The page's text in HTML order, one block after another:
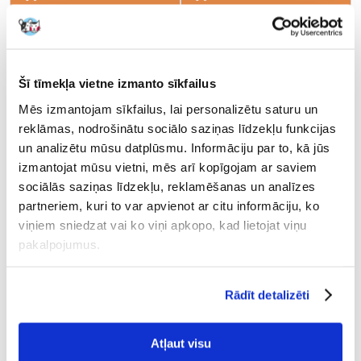
Šī tīmekļa vietne izmanto sīkfailus
Mēs izmantojam sīkfailus, lai personalizētu saturu un
reklāmas, nodrošinātu sociālo saziņas līdzekļu funkcijas
un analizētu mūsu datplūsmu. Informāciju par to, kā jūs
izmantojat mūsu vietni, mēs arī kopīgojam ar saviem
sociālās saziņas līdzekļu, reklamēšanas un analīzes
partneriem, kuri to var apvienot ar citu informāciju, ko
viņiem sniedzat vai ko viņi apkopo, kad lietojat viņu
pakalpojumus.
Rādīt detalizēti
Atļaut visu
indikators